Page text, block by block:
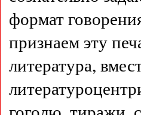
формат
признаем эту
литература,